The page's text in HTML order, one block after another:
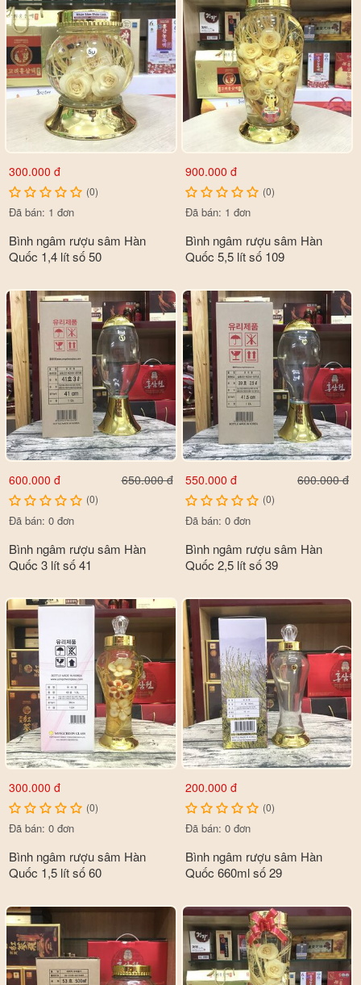
300.000 đ
(0)
Đã bán: 1 đơn
Bình ngâm rượu sâm Hàn
Quốc 1,4 lít số 50
900.000 đ
(0)
Đã bán: 1 đơn
Bình ngâm rượu sâm Hàn
Quốc 5,5 lít số 109
600.000 đ 650.000 đ
(0)
Đã bán: 0 đơn
Bình ngâm rượu sâm Hàn
Quốc 3 lít số 41
550.000 đ 600.000 đ
(0)
Đã bán: 0 đơn
Bình ngâm rượu sâm Hàn
Quốc 2,5 lít số 39
300.000 đ
(0)
Đã bán: 0 đơn
Bình ngâm rượu sâm Hàn
Quốc 1,5 lít số 60
200.000 đ
(0)
Đã bán: 0 đơn
Bình ngâm rượu sâm Hàn
Quốc 660ml số 29